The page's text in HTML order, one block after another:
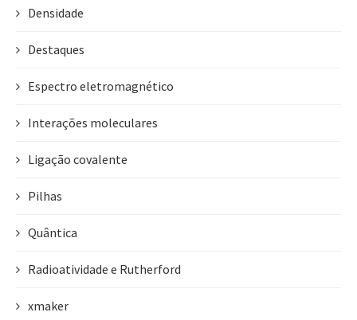
Densidade
Destaques
Espectro eletromagnético
Interações moleculares
Ligação covalente
Pilhas
Quântica
Radioatividade e Rutherford
xmaker